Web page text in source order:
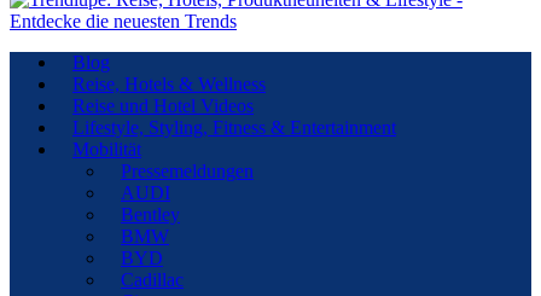
Blog
Reise, Hotels & Wellness
Reise und Hotel Videos
Lifestyle, Styling, Fitness & Entertainment
Mobilität
Pressemeldungen
AUDI
Bentley
BMW
BYD
Cadillac